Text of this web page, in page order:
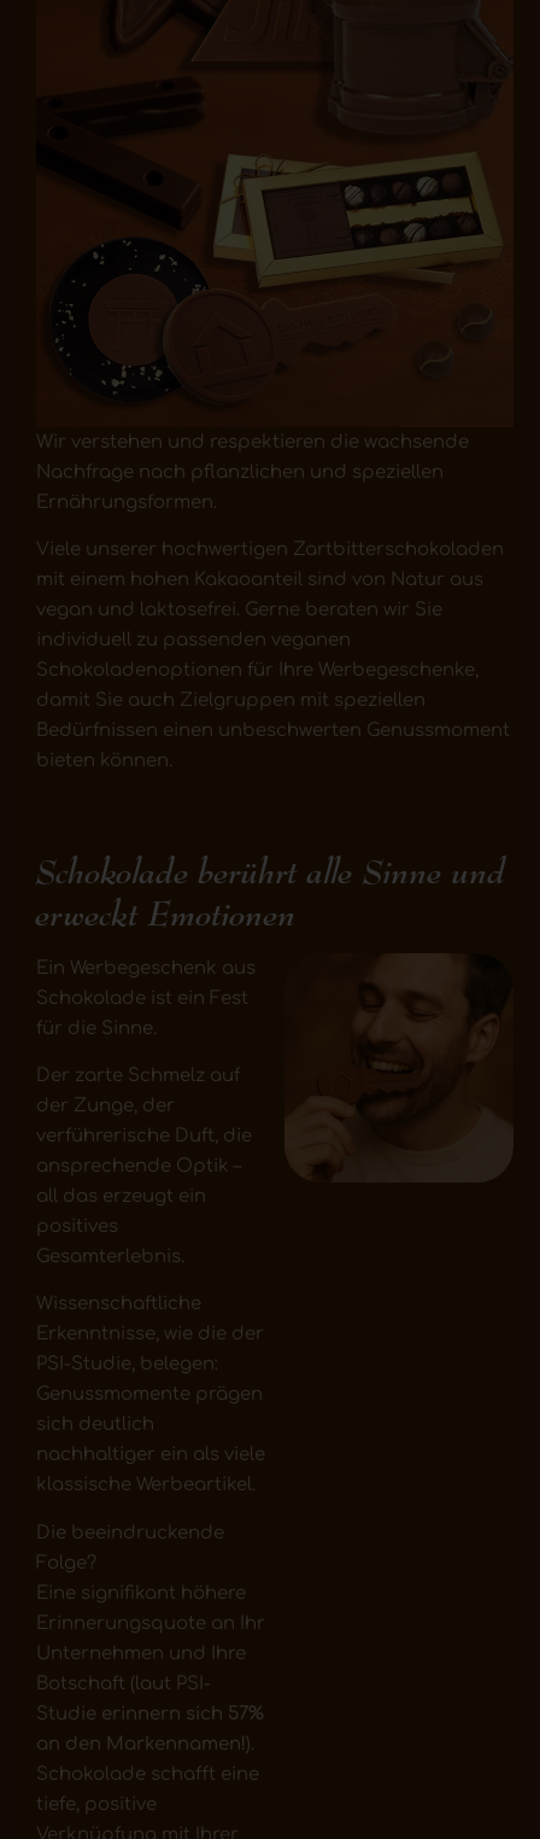
Wir verstehen und respektieren die wachsende
Nachfrage nach pflanzlichen und speziellen
Ernährungsformen.
Viele unserer hochwertigen Zartbitterschokoladen
mit einem hohen Kakaoanteil sind von Natur aus
vegan und laktosefrei. Gerne beraten wir Sie
individuell zu passenden veganen
Schokoladenoptionen für Ihre Werbegeschenke,
damit Sie auch Zielgruppen mit speziellen
Bedürfnissen einen unbeschwerten Genussmoment
bieten können.
Schokolade berührt alle Sinne und
erweckt Emotionen
Ein Werbegeschenk aus
Schokolade ist ein Fest
für die Sinne.
Der zarte Schmelz auf
der Zunge, der
verführerische Duft, die
ansprechende Optik –
all das erzeugt ein
positives
Gesamterlebnis.
Wissenschaftliche
Erkenntnisse, wie die der
PSI-Studie, belegen:
Genussmomente prägen
sich deutlich
nachhaltiger ein als viele
klassische Werbeartikel.
Die beeindruckende
Folge?
Eine signifikant höhere
Erinnerungsquote an Ihr
Unternehmen und Ihre
Botschaft (laut PSI-
Studie erinnern sich 57%
an den Markennamen!).
Schokolade schafft eine
tiefe, positive
Verknüpfung mit Ihrer